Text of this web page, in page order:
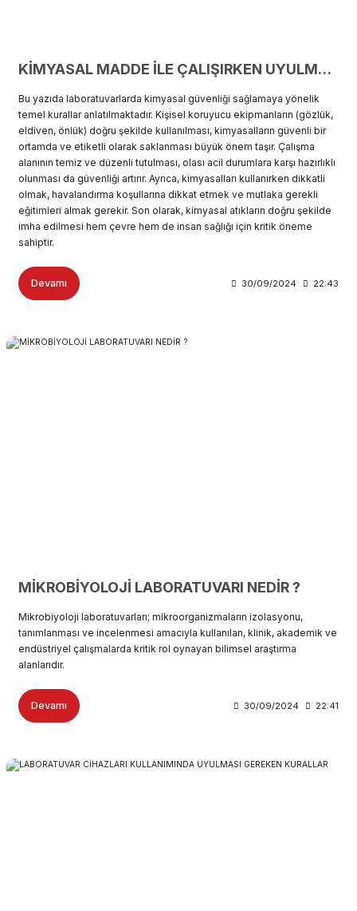
KİMYASAL MADDE İLE ÇALIŞIRKEN UYULMASI GEREKEN KURALLAR
Bu yazıda laboratuvarlarda kimyasal güvenliği sağlamaya yönelik
temel kurallar anlatılmaktadır. Kişisel koruyucu ekipmanların (gözlük,
eldiven, önlük) doğru şekilde kullanılması, kimyasalların güvenli bir
ortamda ve etiketli olarak saklanması büyük önem taşır. Çalışma
alanının temiz ve düzenli tutulması, olası acil durumlara karşı hazırlıklı
olunması da güvenliği artırır. Ayrıca, kimyasalları kullanırken dikkatli
olmak, havalandırma koşullarına dikkat etmek ve mutlaka gerekli
eğitimleri almak gerekir. Son olarak, kimyasal atıkların doğru şekilde
imha edilmesi hem çevre hem de insan sağlığı için kritik öneme
sahiptir.
Devamı 30/09/2024 22:43
MİKROBİYOLOJİ LABORATUVARI NEDİR ?
Mikrobiyoloji laboratuvarları; mikroorganizmaların izolasyonu,
tanımlanması ve incelenmesi amacıyla kullanılan, klinik, akademik ve
endüstriyel çalışmalarda kritik rol oynayan bilimsel araştırma
alanlarıdır.
Devamı 30/09/2024 22:41